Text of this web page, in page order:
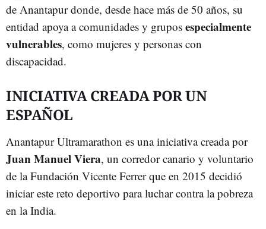
de Anantapur donde, desde hace más de 50 años, su
entidad apoya a comunidades y grupos especialmente
vulnerables, como mujeres y personas con
discapacidad.
INICIATIVA CREADA POR UN
ESPAÑOL
Anantapur Ultramarathon es una iniciativa creada por
Juan Manuel Viera, un corredor canario y voluntario
de la Fundación Vicente Ferrer que en 2015 decidió
iniciar este reto deportivo para luchar contra la pobreza
en la India.